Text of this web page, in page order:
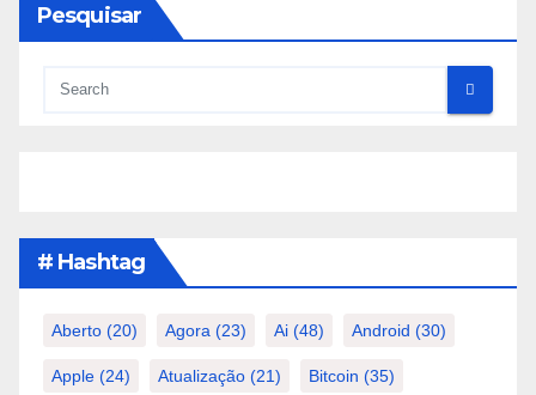
Pesquisar
# Hashtag
Aberto (20) Agora (23) Ai (48) Android (30)
Apple (24) Atualização (21) Bitcoin (35)